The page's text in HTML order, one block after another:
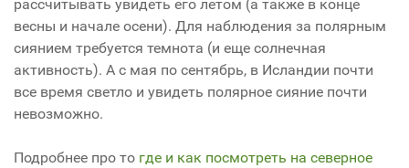
рассчитывать увидеть его летом (а также в конце
весны и начале осени). Для наблюдения за полярным
сиянием требуется темнота (и еще солнечная
активность). А с мая по сентябрь, в Исландии почти
все время светло и увидеть полярное сияние почти
невозможно.
Подробнее про то где и как посмотреть на северное